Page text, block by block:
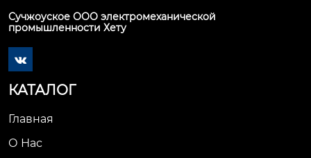
Сучжоуское ООО электромеханической
промышленности Хету

КАТАЛОГ
Главная
О Нас